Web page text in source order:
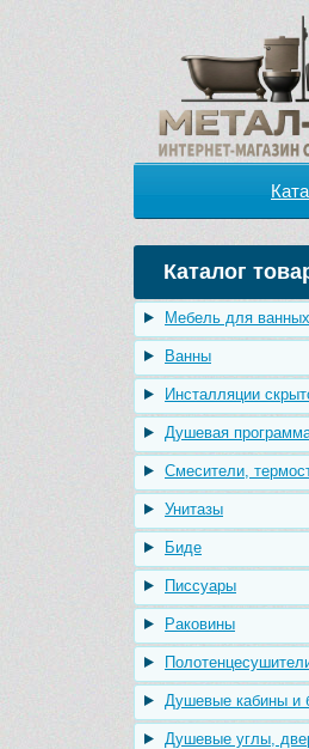
Каталог
Мебель для
Ванны
Инсталляции
Душевая
Смесители,
Унитазы
Биде
Писсуары
Раковины
Душевые кабины и
Душевые углы,